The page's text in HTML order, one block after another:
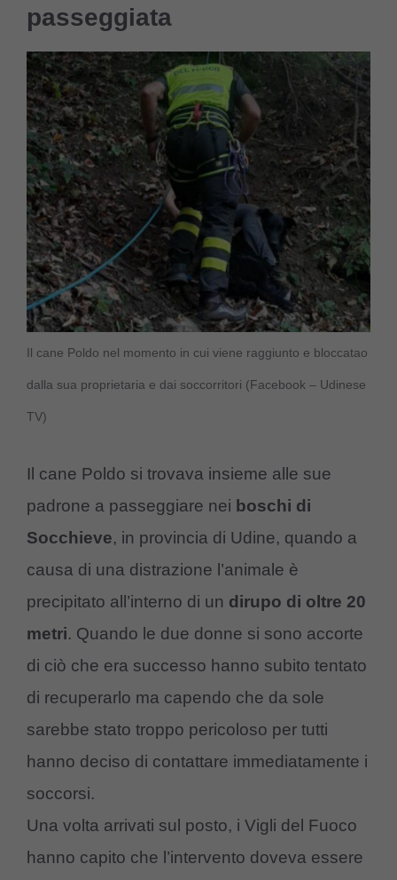
passeggiata
Il cane Poldo nel momento in cui viene raggiunto e bloccatao
dalla sua proprietaria e dai soccorritori (Facebook – Udinese
TV)
Il cane Poldo si trovava insieme alle sue
padrone a passeggiare nei boschi di
Socchieve, in provincia di Udine, quando a
causa di una distrazione l’animale è
precipitato all’interno di un dirupo di oltre 20
metri. Quando le due donne si sono accorte
di ciò che era successo hanno subito tentato
di recuperarlo ma capendo che da sole
sarebbe stato troppo pericoloso per tutti
hanno deciso di contattare immediatamente i
soccorsi.
Una volta arrivati sul posto, i Vigli del Fuoco
hanno capito che l’intervento doveva essere